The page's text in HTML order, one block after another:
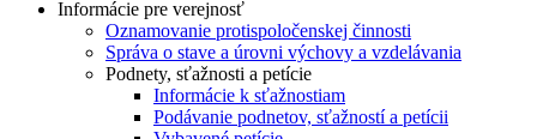
Informácie pre verejnosť
Oznamovanie protispoločenskej činnosti
Správa o stave a úrovni výchovy a vzdelávania
Podnety, sťažnosti a petície
Informácie k sťažnostiam
Podávanie podnetov, sťažností a petícii